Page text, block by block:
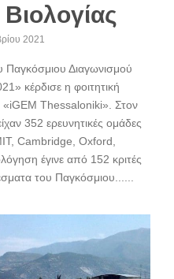
2021
Διαγωνισμού
κέρδισε η φοιτητική
«iGEM Thessaloniki». Στον
352 ερευνητικές ομάδες
Cambridge, Oxford,
έγινε από 152 κριτές
του Παγκόσμιου......